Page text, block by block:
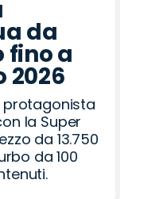
da
fino a
2026
protagonista
la Super
da 13.750
da 100